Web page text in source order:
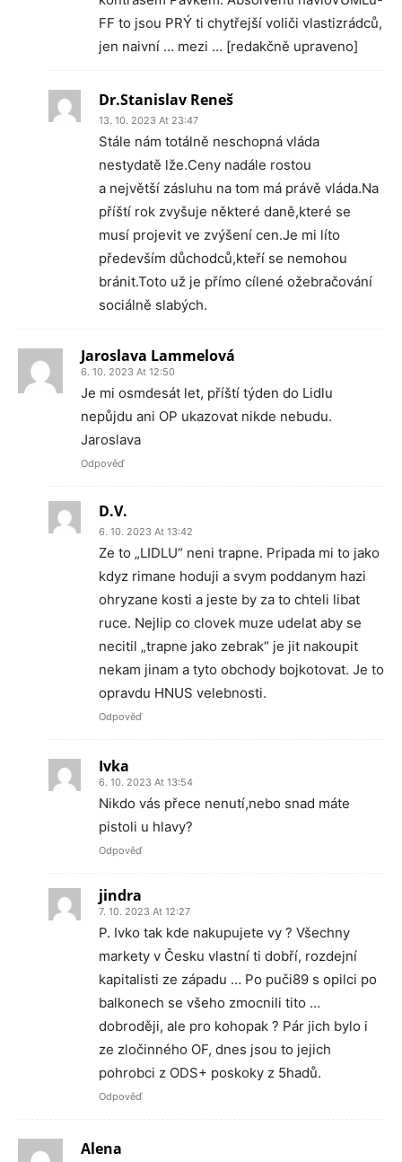
FF to jsou PRÝ ti chytřejší voliči vlastizrádců,
jen naivní … mezi … [redakčně upraveno]
Dr.Stanislav Reneš
13. 10. 2023 At 23:47
Stále nám totálně neschopná vláda
nestydatě lže.Ceny nadále rostou
a největší zásluhu na tom má právě vláda.Na
příští rok zvyšuje některé daně,které se
musí projevit ve zvýšení cen.Je mi líto
především důchodců,kteří se nemohou
bránit.Toto už je přímo cílené ožebračování
sociálně slabých.
Jaroslava Lammelová
6. 10. 2023 At 12:50
Je mi osmdesát let, příští týden do Lidlu
nepůjdu ani OP ukazovat nikde nebudu.
Jaroslava
Odpověď
D.V.
6. 10. 2023 At 13:42
Ze to „LIDLU“ neni trapne. Pripada mi to jako
kdyz rimane hoduji a svym poddanym hazi
ohryzane kosti a jeste by za to chteli libat
ruce. Nejlip co clovek muze udelat aby se
necitil „trapne jako zebrak“ je jit nakoupit
nekam jinam a tyto obchody bojkotovat. Je to
opravdu HNUS velebnosti.
Odpověď
Ivka
6. 10. 2023 At 13:54
Nikdo vás přece nenutí,nebo snad máte
pistoli u hlavy?
Odpověď
jindra
7. 10. 2023 At 12:27
P. Ivko tak kde nakupujete vy ? Všechny
markety v Česku vlastní ti dobří, rozdejní
kapitalisti ze západu … Po puči89 s opilci po
balkonech se všeho zmocnili tito …
dobroději, ale pro kohopak ? Pár jich bylo i
ze zločinného OF, dnes jsou to jejich
pohrobci z ODS+ poskoky z 5hadů.
Odpověď
Alena